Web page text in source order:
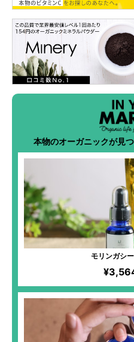
本物のオーガニックが見
モリンガシ